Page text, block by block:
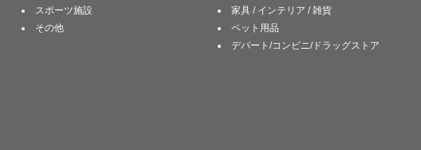
スポーツ施設
その他
家具 / インテリア / 雑貨
ペット用品
デパート/コンビニ/ドラッグストア